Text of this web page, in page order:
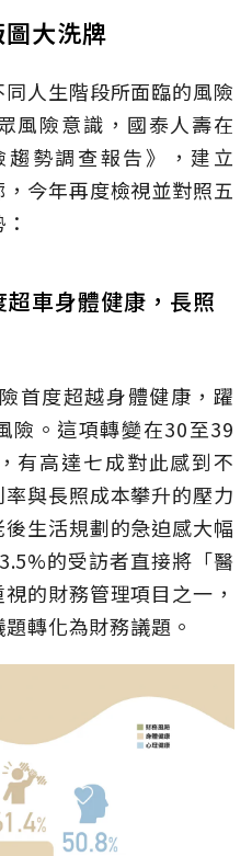
大洗牌
人生階段所面臨的風險
風險意識，國泰人壽在
勢調查報告》，建立
今年再度檢視並對照五
車身體健康，長照
首度超越身體健康，躍
險。這項轉變在30至39
有高達七成對此感到不
與長照成本攀升的壓力
生活規劃的急迫感大幅
的受訪者直接將「醫
的財務管理項目之一，
轉化為財務議題。